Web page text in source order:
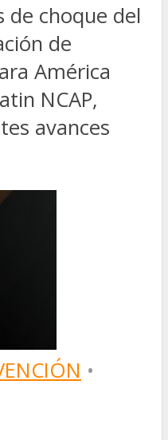
de choque del
de
América
NCAP,
avances
•